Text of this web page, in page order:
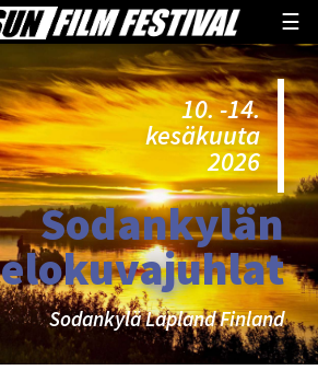
☰
10. -14.
kesäkuuta
2026
Sodankylän
elokuvajuhlat
Sodankylä Lapland Finland